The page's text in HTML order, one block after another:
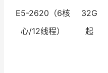
E5-2620（6核
心/12线程）
32G
起